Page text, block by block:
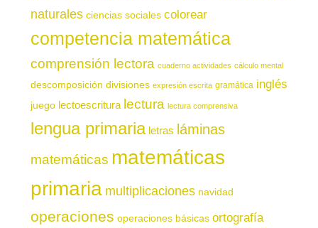
naturales ciencias sociales colorear
competencia matemática
comprensión lectora cuaderno actividades cálculo mental
descomposición divisiones expresión escrita gramática inglés
juego lectoescritura lectura lectura comprensiva
lengua primaria letras láminas
matemáticas matemáticas
primaria multiplicaciones navidad
operaciones operaciones básicas ortografía